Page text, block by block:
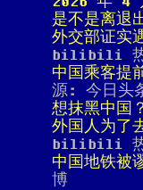
是不是离退
外交部证实
bilibili
中国乘客提
源: 今日头
想抹黑中国
外国人为了
bilibili
中国地铁被
博